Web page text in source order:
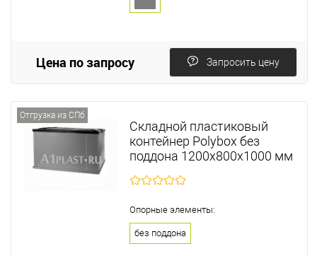
Цена по запросу Запросить цену
Отгрузка из СПб
Складной пластиковый
контейнер Polyboх без
поддона 1200х800х1000 мм
Опорные элементы:
без поддона